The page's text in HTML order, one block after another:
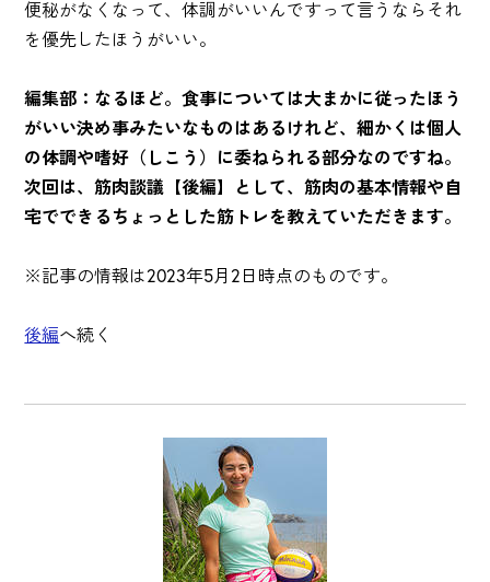
便秘がなくなって、体調がいいんですって言うならそれ
を優先したほうがいい。
編集部：なるほど。食事については大まかに従ったほう
がいい決め事みたいなものはあるけれど、細かくは個人
の体調や嗜好（しこう）に委ねられる部分なのですね。
次回は、筋肉談議【後編】として、筋肉の基本情報や自
宅でできるちょっとした筋トレを教えていただきます。
※記事の情報は2023年5月2日時点のものです。
後編へ続く